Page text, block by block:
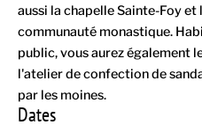
aussi la chapelle Sainte-Foy
communauté monastique.
public, vous aurez également
l'atelier de confection de
par les moines.
Dates